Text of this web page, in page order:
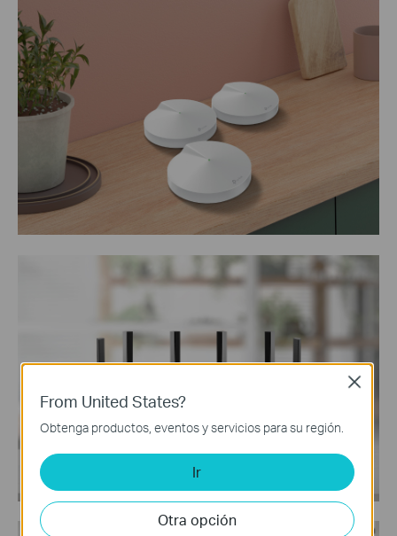
From United States?
Obtenga productos, eventos y servicios para su región.
Ir
Otra opción
Close